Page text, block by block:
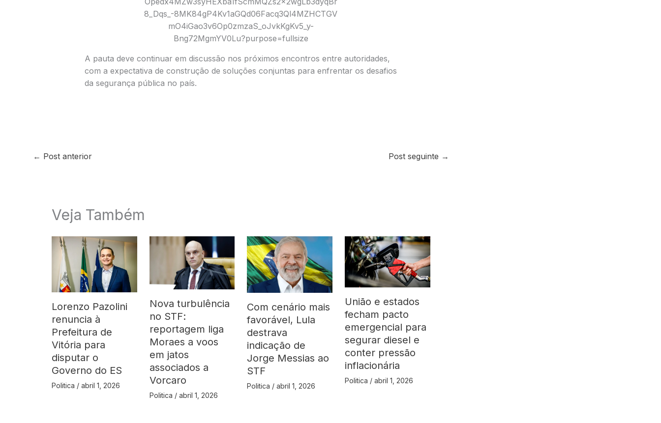
A pauta deve continuar em discussão nos próximos encontros entre autoridades,
com a expectativa de construção de soluções conjuntas para enfrentar os desafios
da segurança pública no país.
← Post anterior Post seguinte →
Veja Também
Lorenzo Pazolini
renuncia à
Prefeitura de
Vitória para
disputar o
Governo do ES
Politica / abril 1, 2026
Nova turbulência
no STF:
reportagem liga
Moraes a voos
em jatos
associados a
Vorcaro
Politica / abril 1, 2026
Com cenário mais
favorável, Lula
destrava
indicação de
Jorge Messias ao
STF
Politica /abril 1, 2026
União e estados
fecham pacto
emergencial para
segurar diesel e
conter pressão
inflacionária
Politica /abril 1, 2026